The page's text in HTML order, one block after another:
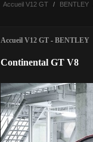
Accueil V12 GT / BENTLEY
Accueil V12 GT - BENTLEY
Continental GT V8